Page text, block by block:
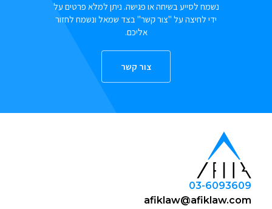
נשמח לסייע בשיחה או פגישה. ניתן למלא פרטים על
ידי לחיצה על "צור קשר" בצד שמאל ונשמח לחזור
אליכם.
צור קשר
03-6093609
afiklaw@afiklaw.com